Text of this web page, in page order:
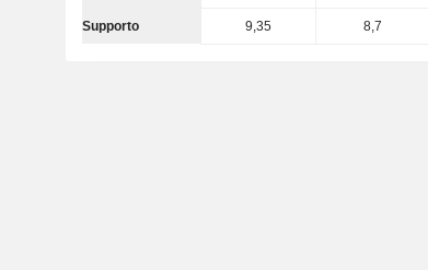
Supporto 9,35 8,7